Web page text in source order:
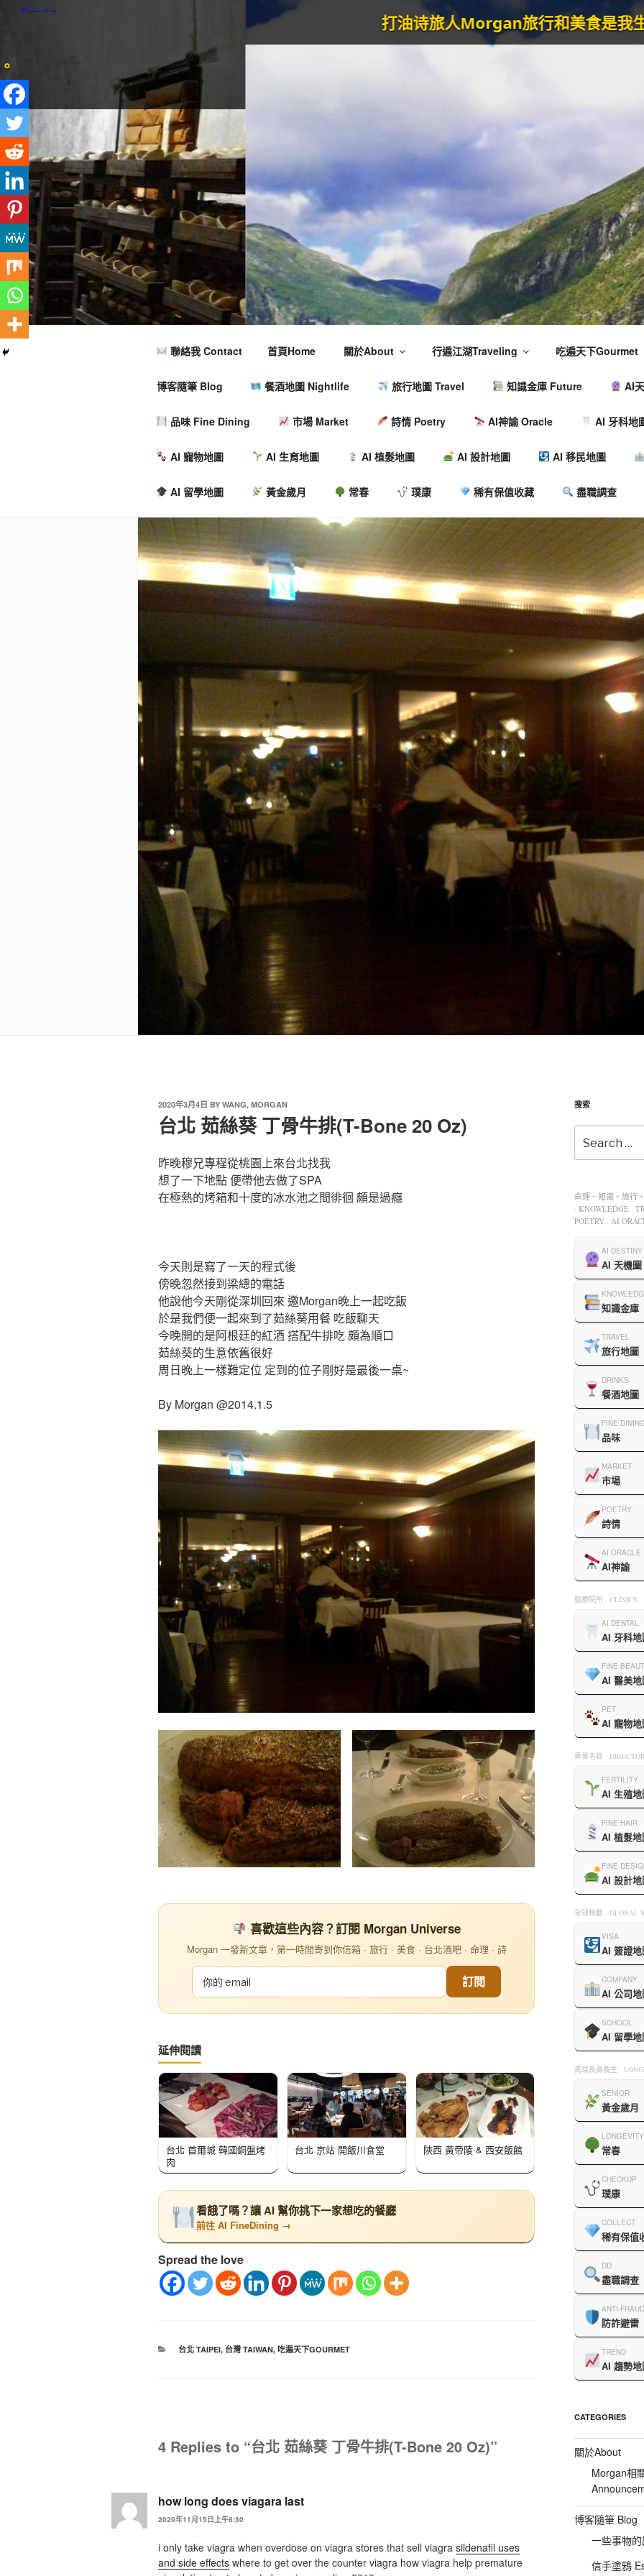
打油诗旅人Morgan 旅行和美食是我生命的动力泉源。--
聯絡我 Contact 首頁Home 關於About 行遍江湖Traveling 吃遍天下Gourmet
博客隨筆 Blog 餐酒地圖 Nightlife 旅行地圖 Travel 知識金庫 Future AI
品味 Fine Dining 市場 Market 詩情 Poetry AI神諭 Oracle AI 牙科地
AI 寵物地圖 AI 生育地圖 AI 植髮地圖 AI 設計地圖 AI 移民地圖
AI 留學地圖 黃金歲月 常春 璞康 稀有保值收藏 盡職調查
2020年3月4日 BY WANG, MORGAN
台北 茹絲葵 丁骨牛排(T-Bone 20 Oz)
昨晚穆兄專程從桃園上來台北找我
想了一下地點 便帶他去做了SPA
在極熱的烤箱和十度的冰水池之間徘徊 頗是過癮
今天則是寫了一天的程式後
傍晚忽然接到梁總的電話
他說他今天剛從深圳回來 邀Morgan晚上一起吃飯
於是我們便一起來到了茹絲葵用餐 吃飯聊天
今晚開的是阿根廷的紅酒 搭配牛排吃 頗為順口
茹絲葵的生意依舊很好
周日晚上一樣難定位 定到的位子剛好是最後一桌~
By Morgan @2014.1.5
喜歡這些內容？訂閱 Morgan Universe
Morgan 一發新文章，第一時間寄到你信箱 · 旅行 · 美食 · 台北酒吧 · 命理 · 詩
訂閱
延伸閱讀
台北 首爾城 韓國銅盤烤
肉
台北 京站 開飯川食堂 陝西 黃帝陵 & 西安飯館
看餓了嗎？讓 AI 幫你挑下一家想吃的餐廳
前往 AI FineDining →
Spread the love
台北 TAIPEI, 台灣 TAIWAN, 吃遍天下GOURMET
4 Replies to “台北 茹絲葵 丁骨牛排(T-Bone 20 Oz)”
how long does viagara last
2020年11月15日上午8:30
i only take viagra when overdose on viagra stores that sell viagra sildenafil uses
and side effects where to get over the counter viagra how viagra help premature
搜索
命理・知識・旅行
· KNOWLEDGE ·
POETRY · AI
AI DESTINY
AI 天機圖
知識金庫
TRAVEL
旅行地圖
DRINKS
餐酒地圖
FINE
品味
MARKET
市場
POETRY
詩情
AI ORACLE
AI神諭
醫療院所 · CLINICS
AI DENTAL
AI 牙科地
FINE
AI 醫美地
PET
AI 寵物地
專業名錄 ·
FERTILITY
AI 生殖地
FINE HAIR
AI 植髮地
FINE
AI 設計地
全球移動 · GLOBAL
VISA
AI 簽證地
COMPANY
AI 公司地
SCHOOL
AI 留學地
高端長壽養生 ·
SENIOR
黃金歲月
LONGEVITY
常春
CHECKUP
璞康
COLLECT
稀有保值
DD
盡職調查
ANTI-FRAUD
防詐避雷
TREND
AI 趨勢地
CATEGORIES
關於About
Morgan相
博客隨筆 Blog
一些事物
信手塗鴉